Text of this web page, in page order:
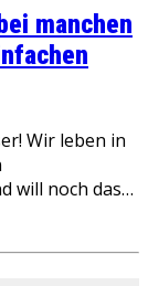
manchen
Wir leben in
will noch das…